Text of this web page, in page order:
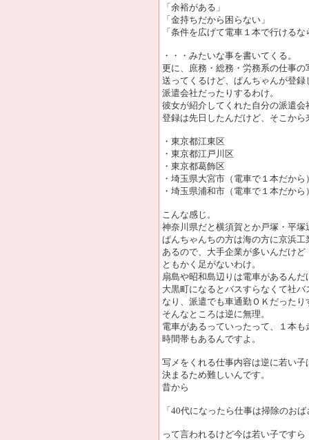
「余裕がある」
「金持ちだから困らない」
「条件を広げて電車１本で行ける
・・・みたいな事を書いてくる。
更に、庶務・総務・労務系の仕事の
送ってくるけど、ぱんちゃんが登録
派遣会社だったりするわけ。
彼女が紹介してくれた自分の派遣会
登録は先日したんだけど、そこから
・東京都江東区
・東京都江戸川区
・東京都葛飾区
・埼玉県大宮市（電車で１本だから
・埼玉県浦和市（電車で１本だから
こんな感じ。
神奈川県だと横須賀とか戸塚・平塚
ぱんちゃんちの方は海の方に京浜工
あるので、大手企業が多いんだけど
ともかく足がないわけ。
扇島や昭和島辺りは電車があるんだ
大黒町になるとバスすらなくて社バ
なり、派遣でも車通勤ＯＫだったり
そんなところは逆に無理。
電車があるっていったって、１本も
時間帯もあるんですよ。
写メをくれる仕事内容は逆に若い子
決まるため難しいんです。
昔から
「40代になったら仕事は掃除のお
って言われるけど今は若い子ですら